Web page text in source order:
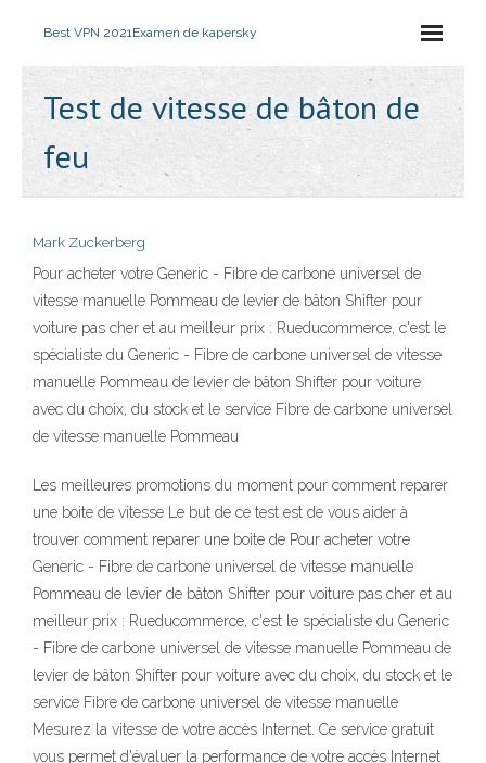
Best VPN 2021Examen de kapersky
Test de vitesse de bâton de
feu
Mark Zuckerberg
Pour acheter votre Generic - Fibre de carbone universel de
vitesse manuelle Pommeau de levier de bâton Shifter pour
voiture pas cher et au meilleur prix : Rueducommerce, c'est le
spécialiste du Generic - Fibre de carbone universel de vitesse
manuelle Pommeau de levier de bâton Shifter pour voiture
avec du choix, du stock et le service Fibre de carbone universel
de vitesse manuelle Pommeau
Les meilleures promotions du moment pour comment reparer
une boite de vitesse Le but de ce test est de vous aider à
trouver comment reparer une boite de Pour acheter votre
Generic - Fibre de carbone universel de vitesse manuelle
Pommeau de levier de bâton Shifter pour voiture pas cher et au
meilleur prix : Rueducommerce, c'est le spécialiste du Generic
- Fibre de carbone universel de vitesse manuelle Pommeau de
levier de bâton Shifter pour voiture avec du choix, du stock et le
service Fibre de carbone universel de vitesse manuelle
Mesurez la vitesse de votre accès Internet. Ce service gratuit
vous permet d'évaluer la performance de votre accès Internet